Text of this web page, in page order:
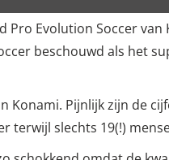
Pro Evolution Soccer van
beschouwd als het
Konami. Pijnlijk zijn de
terwijl slechts 19(!)